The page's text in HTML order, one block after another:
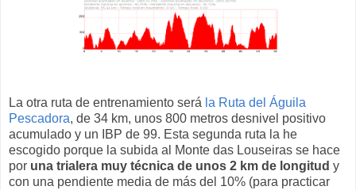
La otra ruta de entrenamiento será la Ruta del Águila
Pescadora, de 34 km, unos 800 metros desnivel positivo
acumulado y un IBP de 99. Esta segunda ruta la he
escogido porque la subida al Monte das Louseiras se hace
por una trialera muy técnica de unos 2 km de longitud y
con una pendiente media de más del 10% (para practicar